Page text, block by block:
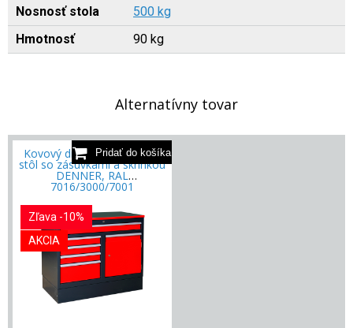
Nosnosť stola
500 kg
Hmotnosť
90 kg
Alternatívny tovar
Kovový dielenský pracovný
stôl so zásuvkami a skrinkou
DENNER, RAL
7016/3000/7001
Zľava -10%
AKCIA